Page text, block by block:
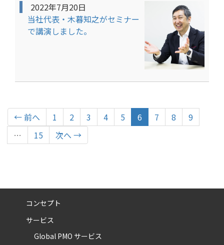
2022年7月20日
当社代表・木暮知之がセミナー
で講演しました。
← 前へ 1 2 3 4 5 6 （こ
の
7 8
9
…
15 次へ →
コンセプト
サービス
Global PMO サービス